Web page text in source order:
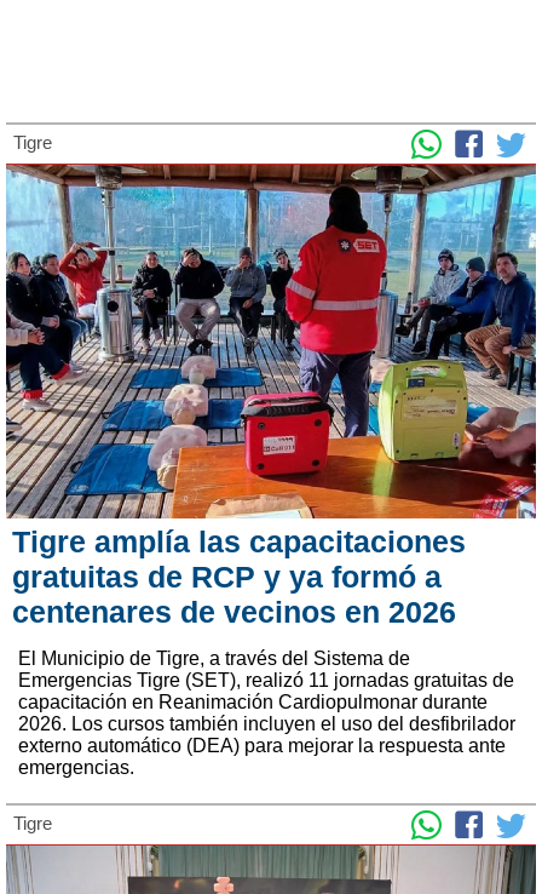
Tigre
Tigre amplía las capacitaciones
gratuitas de RCP y ya formó a
centenares de vecinos en 2026
El Municipio de Tigre, a través del Sistema de
Emergencias Tigre (SET), realizó 11 jornadas gratuitas de
capacitación en Reanimación Cardiopulmonar durante
2026. Los cursos también incluyen el uso del desfibrilador
externo automático (DEA) para mejorar la respuesta ante
emergencias.
Tigre